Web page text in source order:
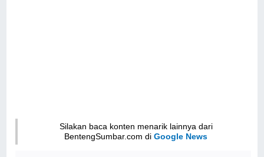
Silakan baca konten menarik lainnya dari
BentengSumbar.com diGoogle News